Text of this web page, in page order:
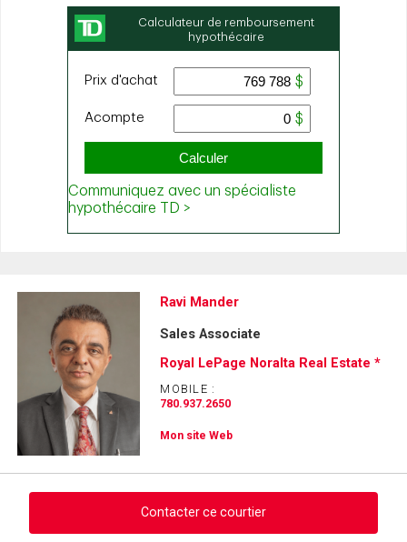
Ravi Mander
Sales Associate
Royal LePage Noralta Real Estate *
MOBILE :
780.937.2650
Mon site Web
Contacter ce courtier